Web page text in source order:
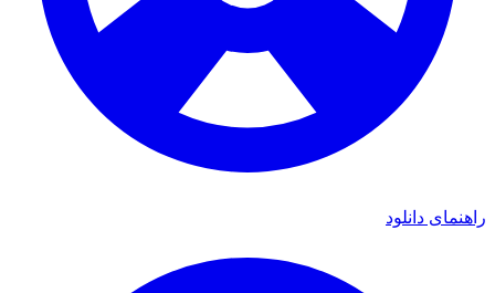
دانلود